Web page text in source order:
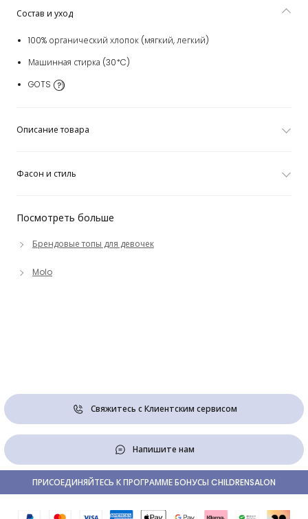
Посмотреть больше
Брендовые топы для девочек
Molo
Состав и уход
100% органический хлопок (мягкий, легкий)
Машинная стирка (30*C)
GOTS
Описание товара
Фасон и стиль
Свяжитесь с Клиентским сервисом
Напишите нам
ПРИСОЕДИНЯЙТЕСЬ К ПРОГРАММЕ БОНУСЫ CHILDRENSALON